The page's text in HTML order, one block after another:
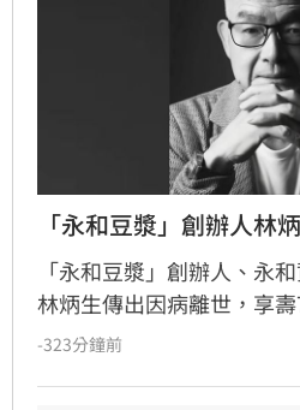
「永和豆漿」創辦人林
「永和豆漿」創辦人、永
林炳生傳出因病離世，享
本集團今（8）日發布訃告
-323分鐘前